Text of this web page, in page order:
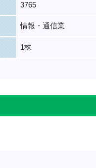
3765
情報・通信業
1株